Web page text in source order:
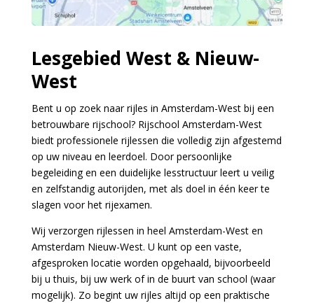
Lesgebied West & Nieuw-
West
Bent u op zoek naar rijles in Amsterdam-West bij een
betrouwbare rijschool? Rijschool Amsterdam-West
biedt professionele rijlessen die volledig zijn afgestemd
op uw niveau en leerdoel. Door persoonlijke
begeleiding en een duidelijke lesstructuur leert u veilig
en zelfstandig autorijden, met als doel in één keer te
slagen voor het rijexamen.
Wij verzorgen rijlessen in heel Amsterdam-West en
Amsterdam Nieuw-West. U kunt op een vaste,
afgesproken locatie worden opgehaald, bijvoorbeeld
bij u thuis, bij uw werk of in de buurt van school (waar
mogelijk). Zo begint uw rijles altijd op een praktische